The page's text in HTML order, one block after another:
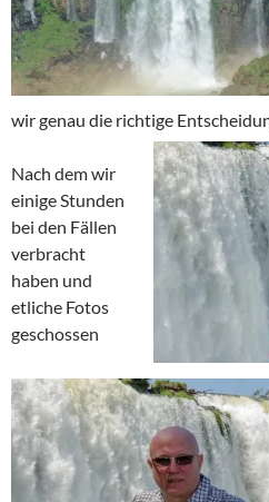
wir genau die richtige
Nach dem wir
einige Stunden
bei den Fällen
verbracht
haben und
etliche Fotos
geschossen